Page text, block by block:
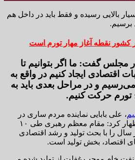
بالایی رسیده و فقط باید در داخل هم
برسیم.
کشور نقطه آغاز مهار تورم است
مجلس گفت: ما اگر بتوانیم تا
۱۴۰۲ یک ثبات اقتصادی ایجاد کنیم در واقع به
و در مراحل بعدی باید به
حرکت کنیم.
، علی بابایی نماینده مردم ساری در
مجلس شورای اسلامی اظهار کرد: مقام معظم رهبری طی ۱۰
سال را با بحث تولید و رشد اقتصادی
اقتصاد، بخش تولید است.